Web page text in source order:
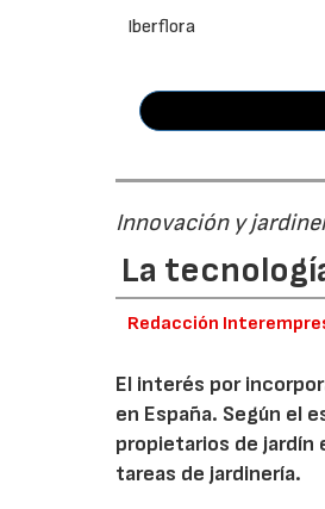
Iberflora
Innovación y
La
Redacción
El interés por
en España. Según el
propietarios de
tareas de jardinería.